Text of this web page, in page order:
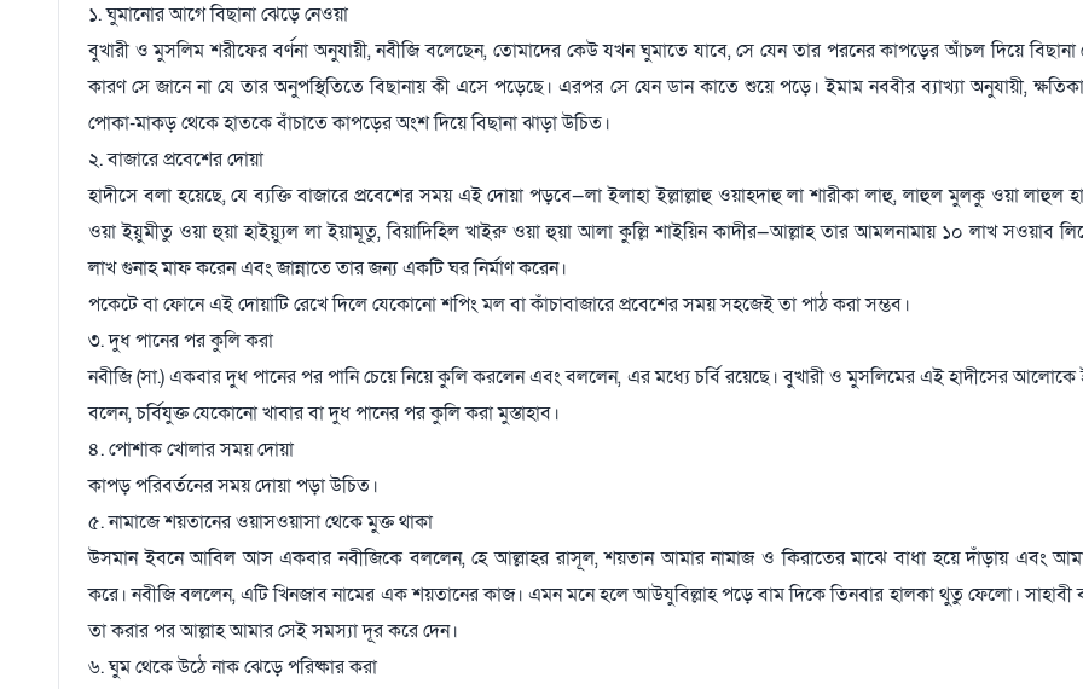
১. ঘুমানোর আগে বিছানা ঝেড়ে নেওয়া
বুখারী ও মুসলিম শরীফের বর্ণনা অনুযায়ী, নবীজি বলেছেন, তোমাদের কেউ যখন ঘুমাতে যাবে, সে যেন তার পরনের কাপড়ের আঁচল দিয়ে বিছানা
কারণ সে জানে না যে তার অনুপস্থিতিতে বিছানায় কী এসে পড়েছে। এরপর সে যেন ডান কাতে শুয়ে পড়ে। ইমাম নববীর ব্যাখ্যা অনুযায়ী,
পোকা-মাকড় থেকে হাতকে বাঁচাতে কাপড়ের অংশ দিয়ে বিছানা ঝাড়া উচিত।
২. বাজারে প্রবেশের দোয়া
হাদীসে বলা হয়েছে, যে ব্যক্তি বাজারে প্রবেশের সময় এই দোয়া পড়বে—লা ইলাহা ইল্লাল্লাহু ওয়াহদাহু লা শারীকা লাহু, লাহুল মুলকু ওয়া লাহুল
ওয়া ইয়ুমীতু ওয়া হুয়া হাইয়্যুল লা ইয়ামূতু, বিয়াদিহিল খাইরু ওয়া হুয়া আলা কুল্লি শাইয়িন কাদীর—আল্লাহ তার আমলনামায় ১০ লাখ সওয়াব
লাখ গুনাহ মাফ করেন এবং জান্নাতে তার জন্য একটি ঘর নির্মাণ করেন।
পকেটে বা ফোনে এই দোয়াটি রেখে দিলে যেকোনো শপিং মল বা কাঁচাবাজারে প্রবেশের সময় সহজেই তা পাঠ করা সম্ভব।
৩. দুধ পানের পর কুলি করা
নবীজি (সা.) একবার দুধ পানের পর পানি চেয়ে নিয়ে কুলি করলেন এবং বললেন, এর মধ্যে চর্বি রয়েছে। বুখারী ও মুসলিমের এই হাদীসের আলোকে
বলেন, চর্বিযুক্ত যেকোনো খাবার বা দুধ পানের পর কুলি করা মুস্তাহাব।
৪. পোশাক খোলার সময় দোয়া
কাপড় পরিবর্তনের সময় দোয়া পড়া উচিত।
৫. নামাজে শয়তানের ওয়াসওয়াসা থেকে মুক্ত থাকা
উসমান ইবনে আবিল আস একবার নবীজিকে বললেন, হে আল্লাহর রাসূল, শয়তান আমার নামাজ ও কিরাতের মাঝে বাধা হয়ে দাঁড়ায় এবং
করে। নবীজি বললেন, এটি খিনজাব নামের এক শয়তানের কাজ। এমন মনে হলে আউযুবিল্লাহ পড়ে বাম দিকে তিনবার হালকা থুতু ফেলো।
তা করার পর আল্লাহ আমার সেই সমস্যা দূর করে দেন।
৬. ঘুম থেকে উঠে নাক ঝেড়ে পরিষ্কার করা